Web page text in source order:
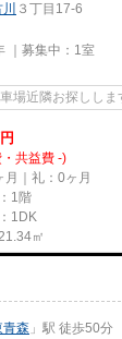
３丁目17-6
｜募集中： 1室
場近隣お探ししま
円
共益費 -)
月｜礼：0ヶ月
1階
1DK
㎡
青森 」駅 徒歩50分